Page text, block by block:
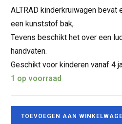
ALTRAD kinderkruiwagen bevat
een kunststof bak,
Tevens beschikt het over een
handvaten.
Geschikt voor kinderen vanaf 4
1 op voorraad
TOEVOEGEN AAN